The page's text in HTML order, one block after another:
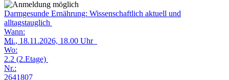
Darmgesunde Ernährung: Wissenschaftlich aktuell und
alltagstauglich
Wann:
Mi., 18.11.2026, 18.00 Uhr
Wo:
2.2 (2.Etage)
Nr.:
2641807